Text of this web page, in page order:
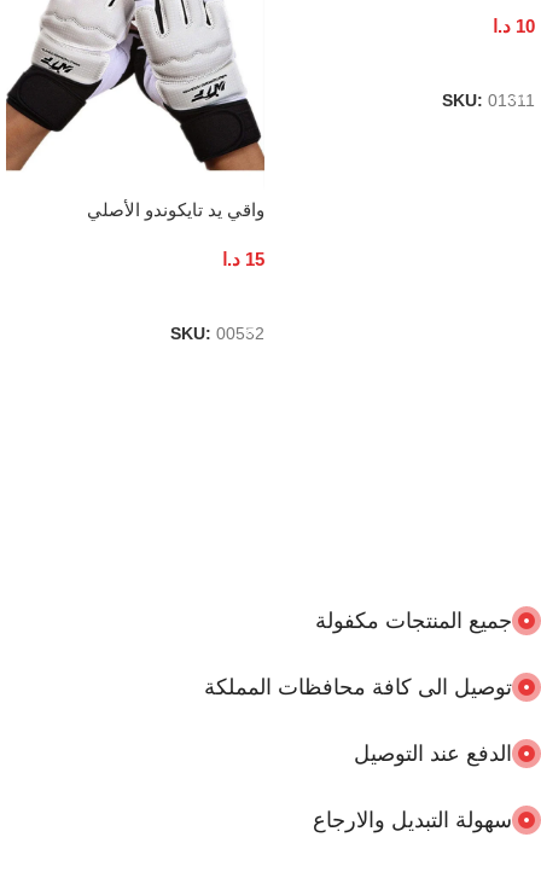
10 د.ا
SKU: 01311
واقي يد تايكوندو الأصلي
15 د.ا
SKU: 00552
جميع المنتجات مكفولة
توصيل الى كافة محافظات المملكة
الدفع عند التوصيل
سهولة التبديل والارجاع